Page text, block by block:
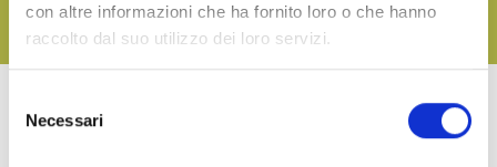
con altre informazioni che ha fornito loro o che hanno
raccolto dal suo utilizzo dei loro servizi.
delNecessari
DOWNLOAD
OTHER PRODUCTS OF LINEA TERRA